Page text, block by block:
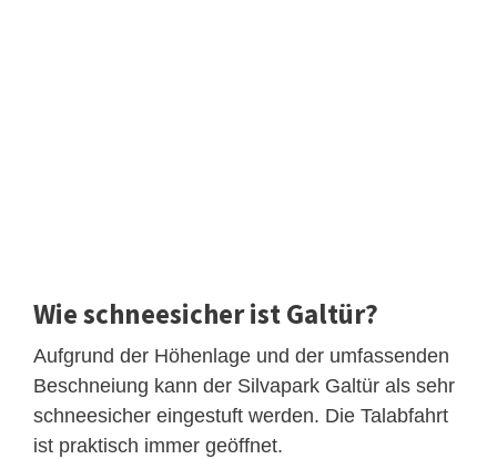
Wie schneesicher ist Galtür?
Aufgrund der Höhenlage und der umfassenden
Beschneiung kann der Silvapark Galtür als sehr
schneesicher eingestuft werden. Die Talabfahrt
ist praktisch immer geöffnet.